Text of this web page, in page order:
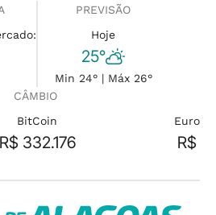
PREVISÃO
Hoje
25°
Min 24° | Máx 26°
CÂMBIO
BitCoin
R$ 332.176
Euro
R$